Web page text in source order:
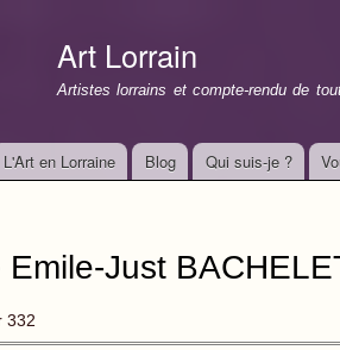
Art Lorrain
Artistes lorrains et compte-rendu de
L'Art en Lorraine Blog Qui suis-je ?
Just
332